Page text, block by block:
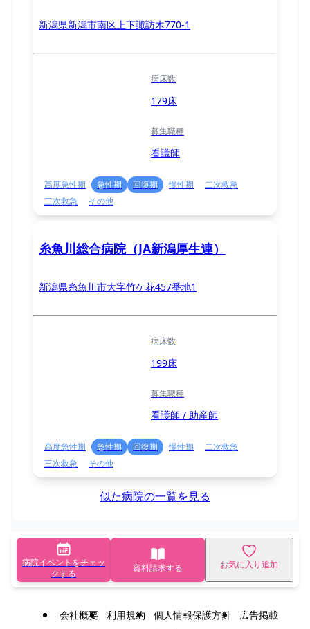
新潟県新潟市南区上下諏訪木770-1
病床数
179床
募集職種
看護師
高度急性期 急性期 回復期 慢性期
二次救急
三次救急
その他
糸魚川総合病院（JA新潟厚生連）
新潟県糸魚川市大字竹ケ花457番地1
病床数
199床
募集職種
看護師 / 助産師
高度急性期 急性期 回復期 慢性期
二次救急
三次救急
その他
似た病院の一覧を見る
病院イベントをチェッ
クする
資料請求する お気に入り追加
会社概要 利用規約 個人情報保護方針
広告掲載